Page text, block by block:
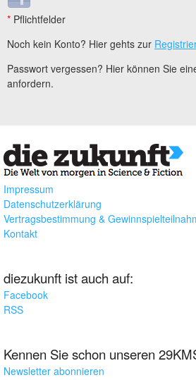
* Pflichtfelder
Noch kein Konto? Hier gehts zur
Passwort vergessen? Hier können Sie
anfordern.
Impressum
Datenschutzerklärung
Vertragsbestimmung &
Kontakt
diezukunft ist auch auf:
Facebook
RSS
Kennen Sie schon unseren
Newsletter abonnieren